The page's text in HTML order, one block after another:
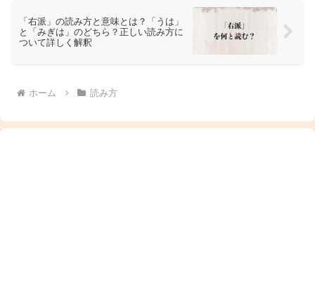
「右派」の読み方と意味とは？「うは」
と「みぎは」のどちら？正しい読み方に
ついて詳しく解釈
ホーム 読み方